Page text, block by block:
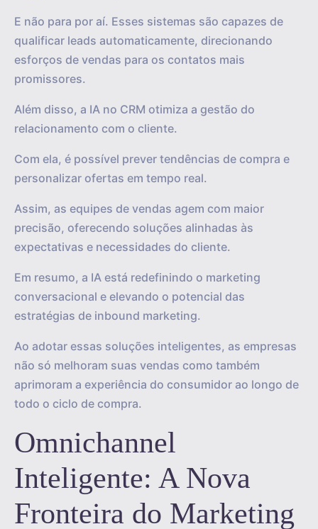
E não para por aí. Esses sistemas são capazes de
qualificar leads automaticamente, direcionando
esforços de vendas para os contatos mais
promissores.
Além disso, a IA no CRM otimiza a gestão do
relacionamento com o cliente.
Com ela, é possível prever tendências de compra e
personalizar ofertas em tempo real.
Assim, as equipes de vendas agem com maior
precisão, oferecendo soluções alinhadas às
expectativas e necessidades do cliente.
Em resumo, a IA está redefinindo o marketing
conversacional e elevando o potencial das
estratégias de inbound marketing.
Ao adotar essas soluções inteligentes, as empresas
não só melhoram suas vendas como também
aprimoram a experiência do consumidor ao longo de
todo o ciclo de compra.
Omnichannel
Inteligente: A Nova
Fronteira do Marketing